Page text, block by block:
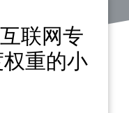
联网专
重的小